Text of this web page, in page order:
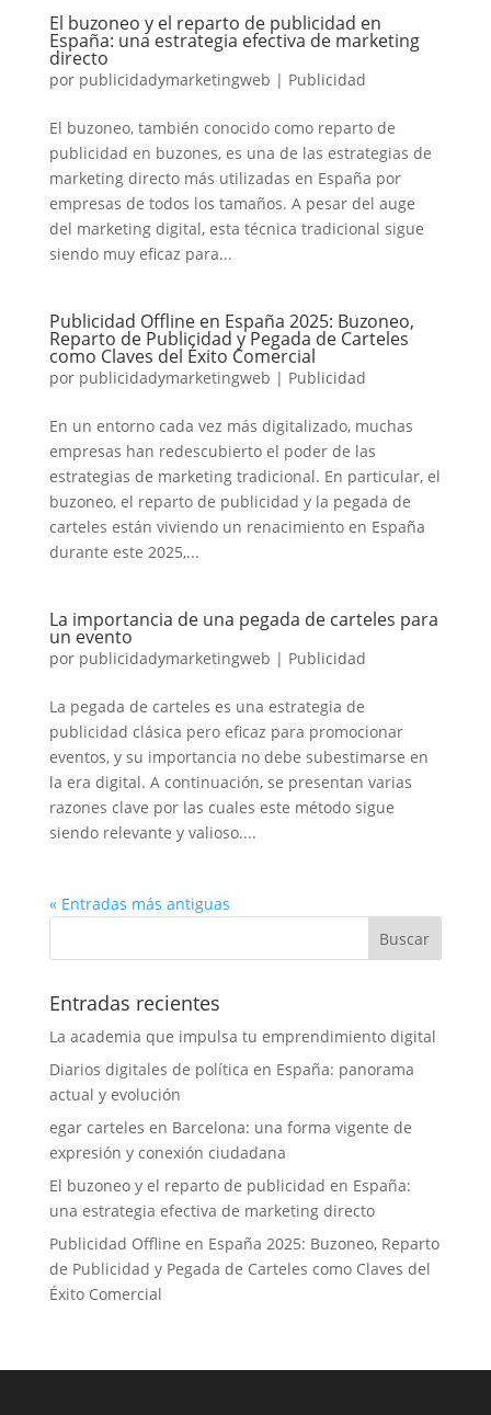
El buzoneo y el reparto de publicidad en
España: una estrategia efectiva de marketing
directo
por publicidadymarketingweb | Publicidad
El buzoneo, también conocido como reparto de
publicidad en buzones, es una de las estrategias de
marketing directo más utilizadas en España por
empresas de todos los tamaños. A pesar del auge
del marketing digital, esta técnica tradicional sigue
siendo muy eficaz para...
Publicidad Offline en España 2025: Buzoneo,
Reparto de Publicidad y Pegada de Carteles
como Claves del Éxito Comercial
por publicidadymarketingweb | Publicidad
En un entorno cada vez más digitalizado, muchas
empresas han redescubierto el poder de las
estrategias de marketing tradicional. En particular, el
buzoneo, el reparto de publicidad y la pegada de
carteles están viviendo un renacimiento en España
durante este 2025,...
La importancia de una pegada de carteles para
un evento
por publicidadymarketingweb | Publicidad
La pegada de carteles es una estrategia de
publicidad clásica pero eficaz para promocionar
eventos, y su importancia no debe subestimarse en
la era digital. A continuación, se presentan varias
razones clave por las cuales este método sigue
siendo relevante y valioso....
« Entradas más antiguas
Entradas recientes
La academia que impulsa tu emprendimiento digital
Diarios digitales de política en España: panorama
actual y evolución
egar carteles en Barcelona: una forma vigente de
expresión y conexión ciudadana
El buzoneo y el reparto de publicidad en España:
una estrategia efectiva de marketing directo
Publicidad Offline en España 2025: Buzoneo, Reparto
de Publicidad y Pegada de Carteles como Claves del
Éxito Comercial